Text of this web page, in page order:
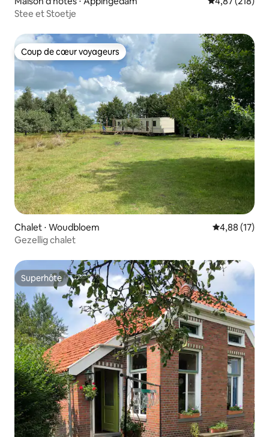
Stee et Stoetje
Coup de cœur voyageurs
Coup de cœur voyageurs
Chalet ⋅ Woudbloem Évaluation
4,88 (17)
Gezellig chalet
Superhôte
Superhôte